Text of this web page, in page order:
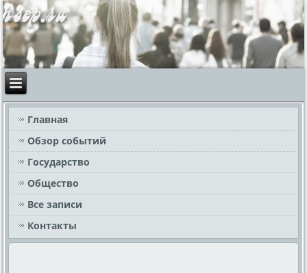
Главная
Обзор событий
Государство
Общество
Все записи
Контакты